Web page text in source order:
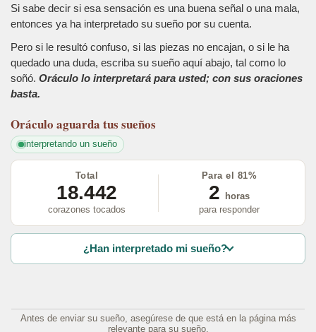
Si sabe decir si esa sensación es una buena señal o una mala,
entonces ya ha interpretado su sueño por su cuenta.
Pero si le resultó confuso, si las piezas no encajan, o si le ha
quedado una duda, escriba su sueño aquí abajo, tal como lo
soñó. Oráculo lo interpretará para usted; con sus oraciones
basta.
Oráculo aguarda tus sueños
interpretando un sueño
Total
18.442
corazones tocados
Para el 81%
2
horas
para responder
¿Han interpretado mi sueño?
Antes de enviar su sueño, asegúrese de que está en la página más
relevante para su sueño.